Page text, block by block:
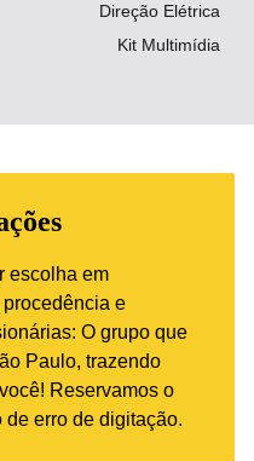
Direção Elétrica
Kit Multimídia
escolha em
e
O grupo que
Paulo, trazendo
Reservamos o
erro de digitação.